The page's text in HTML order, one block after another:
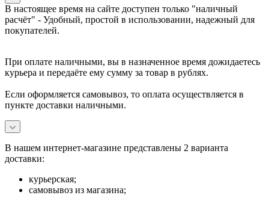
В настоящее время на сайте доступен только "наличный
расчёт" - Удобный, простой в использовании, надежный для
покупателей.
При оплате наличными, вы в назначенное время дожидаетесь
курьера и передаёте ему сумму за товар в рублях.
Если оформляется самовывоз, то оплата осуществляется в
пункте доставки наличными.
В нашем интернет-магазине представлены 2 варианта
доставки:
курьерская;
самовывоз из магазина;